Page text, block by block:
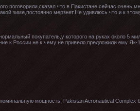
поговорили,сказал что в Пакистане сейчас очень
зиме,постоянно мерзнет.Не удивлюсь что и к
покупатель,у которого на руках около 5
к России не к чему не привело.предложили ему
мощность, Pakistan Aeronautical Complex